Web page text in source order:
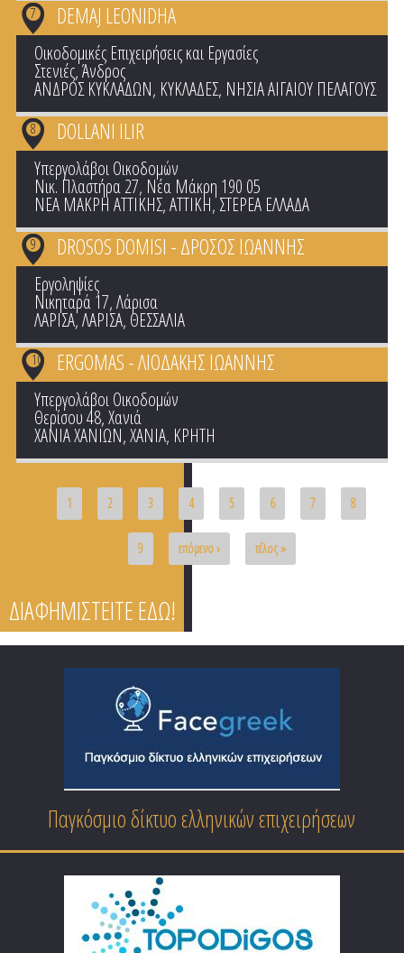
DEMAJ LEONIDHA
7
Οικοδομικές Επιχειρήσεις και Εργασίες
Στενιές, Άνδρος
ΑΝΔΡΟΣ ΚΥΚΛΑΔΩΝ, ΚΥΚΛΑΔΕΣ, ΝΗΣΙΑ ΑΙΓΑΙΟΥ ΠΕΛΑΓΟΥΣ
DOLLANI ILIR
8
Υπεργολάβοι Οικοδομών
Νικ. Πλαστήρα 27, Νέα Μάκρη 190 05
ΝΕΑ ΜΑΚΡΗ ΑΤΤΙΚΗΣ,ΑΤΤΙΚΗ,ΣΤΕΡΕΑ ΕΛΛΑΔΑ
DROSOS DOMISI - ΔΡΟΣΟΣ ΙΩΑΝΝΗΣ
9
Εργοληψίες
Νικηταρά 17, Λάρισα
ΛΑΡΙΣΑ,ΛΑΡΙΣΑ, ΘΕΣΣΑΛΙΑ
ERGOMAS - ΛΙΟΔΑΚΗΣ ΙΩΑΝΝΗΣ
10
Υπεργολάβοι Οικοδομών
Θερίσου 48, Χανιά
ΧΑΝΙΑ ΧΑΝΙΩΝ,ΧΑΝΙΑ, ΚΡΗΤΗ
1 2 3 4 5 6 7 8
9 επόμενο › τέλος »
ΔΙΑΦΗΜΙΣΤΕΙΤΕ ΕΔΩ!
Παγκόσμιο δίκτυο ελληνικών επιχειρήσεων
Επαγγελματικός Οδηγός Ειδικοτήτων Ελλάδας